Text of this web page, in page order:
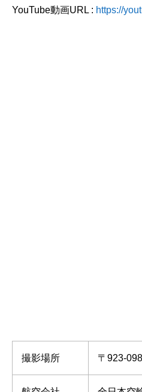
YouTube動画URL : https://
撮影場所 〒923-